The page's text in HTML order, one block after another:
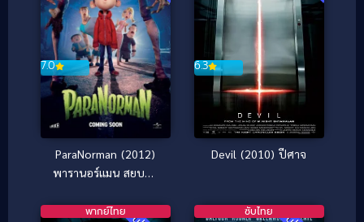
7.0
ParaNorman (2012)
พารานอร์แมน สยบคำ
6.3
Devil (2010) ปีศาจ
พากย์ไทย ซับไทย